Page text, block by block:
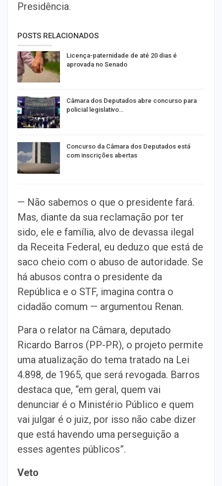
Presidência.
POSTS RELACIONADOS
Licença-paternidade de até 20 dias é
aprovada no Senado
Câmara dos Deputados abre concurso para
policial legislativo…
Concurso da Câmara dos Deputados está
com inscrições abertas
— Não sabemos o que o presidente fará.
Mas, diante da sua reclamação por ter
sido, ele e família, alvo de devassa ilegal
da Receita Federal, eu deduzo que está de
saco cheio com o abuso de autoridade. Se
há abusos contra o presidente da
República e o STF, imagina contra o
cidadão comum — argumentou Renan.
Para o relator na Câmara, deputado
Ricardo Barros (PP-PR), o projeto permite
uma atualização do tema tratado na Lei
4.898, de 1965, que será revogada. Barros
destaca que, “em geral, quem vai
denunciar é o Ministério Público e quem
vai julgar é o juiz, por isso não cabe dizer
que está havendo uma perseguição a
esses agentes públicos”.
Veto